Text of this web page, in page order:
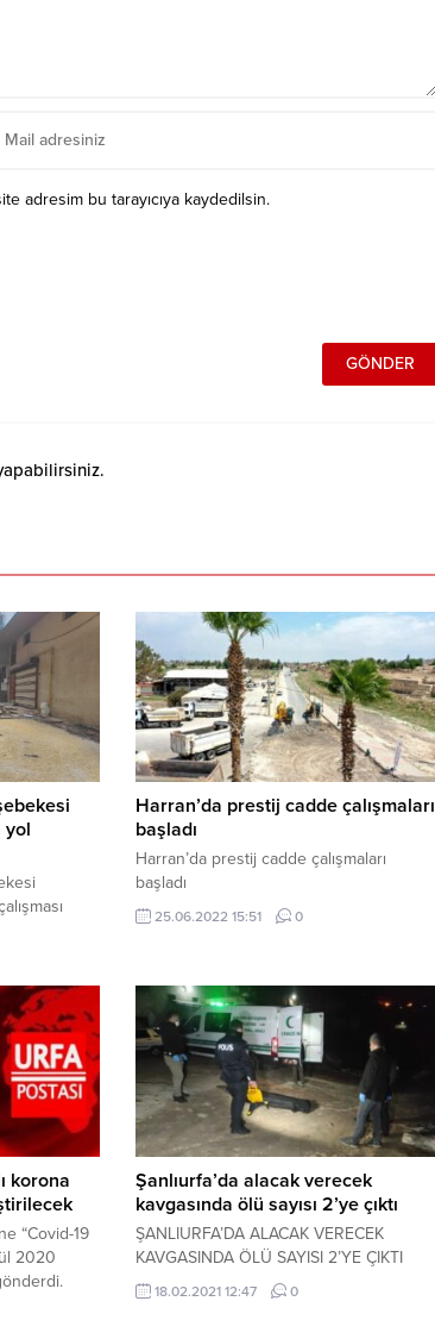
adresim bu tarayıcıya kaydedilsin.
yol
Harran’da prestij cadde çalışmaları
başladı
Harran’da prestij cadde çalışmaları
başladı
25.06.2022 15:51 0
korona
“Covid-19
2020
Şanlıurfa’da alacak verecek
kavgasında ölü sayısı 2’ye çıktı
ŞANLIURFA’DA ALACAK VERECEK
KAVGASINDA ÖLÜ SAYISI 2’YE ÇIKTI
18.02.2021 12:47 0